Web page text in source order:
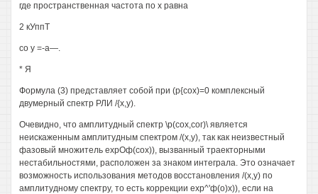
где пространственная частота по х равна
2 кУппТ
со у =-а—.
* Я
Формула (3) представляет собой при (р{сох)=0 комплексный
двумерный спектр РЛИ /{х,у).
Очевидно, что амплитудный спектр \р(сох,сог)\ является
неискаженным амплитудным спектром /(х,у), так как неизвестный
фазовый множитель ехрОф(сох)), вызванный траекторными
нестабильностями, расположен за знаком интеграла. Это означает
возможность использования методов восстановления /(х,у) по
амплитудному спектру, то есть коррекции ехр^'ф(о)х)), если на